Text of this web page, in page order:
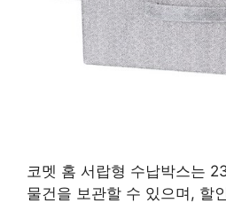
코멧 홈 서랍형 수납박스는
물건을 보관할 수 있으며, 할